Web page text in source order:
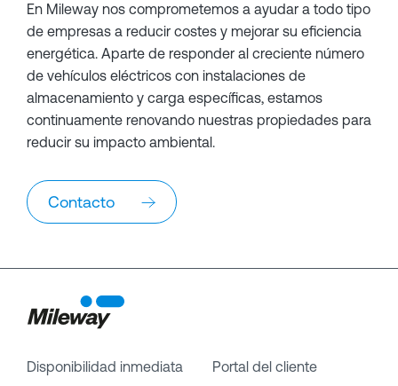
En Mileway nos comprometemos a ayudar a todo tipo
de empresas a reducir costes y mejorar su eficiencia
energética. Aparte de responder al creciente número
de vehículos eléctricos con instalaciones de
almacenamiento y carga específicas, estamos
continuamente renovando nuestras propiedades para
reducir su impacto ambiental.
Contacto
Disponibilidad inmediata Portal del cliente